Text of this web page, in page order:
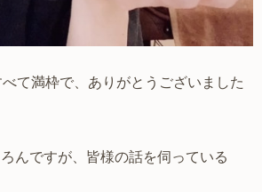
て満枠で、ありがとうございました
んですが、皆様の話を伺っている